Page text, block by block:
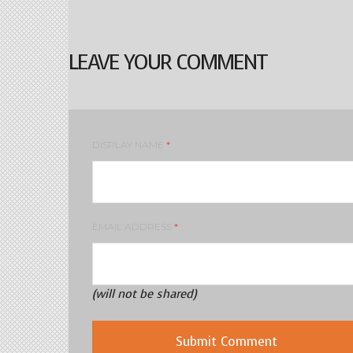
LEAVE YOUR COMMENT
*
*
(will not be shared)